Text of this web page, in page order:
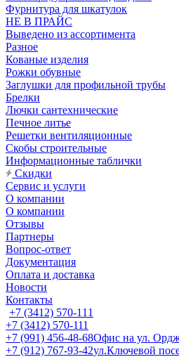
Фурнитура для шкатулок
НЕ В ПРАЙС
Выведено из ассортимента
Разное
Кованые изделия
Рожки обувные
Заглушки для профильной трубы
Брелки
Лючки сантехнические
Печное литье
Решетки вентиляционные
Скобы строительные
Информационные таблички
Скидки
Сервис и услуги
О компании
О компании
Отзывы
Партнеры
Вопрос-ответ
Документация
Оплата и доставка
Новости
Контакты
+7 (3412) 570-111
+7 (3412) 570-111
+7 (991) 456-48-68Офис на ул.
+7 (912) 767-93-42ул.Ключевой